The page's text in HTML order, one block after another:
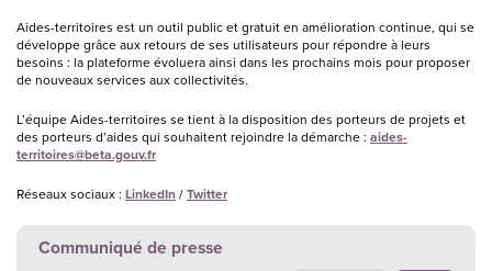
Aides-territoires est un outil public et gratuit en amélioration continue, qui se
développe grâce aux retours de ses utilisateurs pour répondre à leurs
besoins : la plateforme évoluera ainsi dans les prochains mois pour proposer
de nouveaux services aux collectivités.
L’équipe Aides-territoires se tient à la disposition des porteurs de projets et
des porteurs d’aides qui souhaitent rejoindre la démarche : aides-
territoires@beta.gouv.fr
Réseaux sociaux : LinkedIn/Twitter
Communiqué de presse